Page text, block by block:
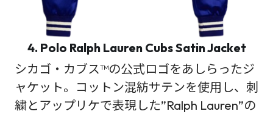
4. Polo Ralph Lauren Cubs Satin Jacket
シカゴ・カブス™の公式ロゴをあしらったジ
ャケット。コットン混紡サテンを使用し、刺
繍とアップリケで表現した”Ralph Lauren”の